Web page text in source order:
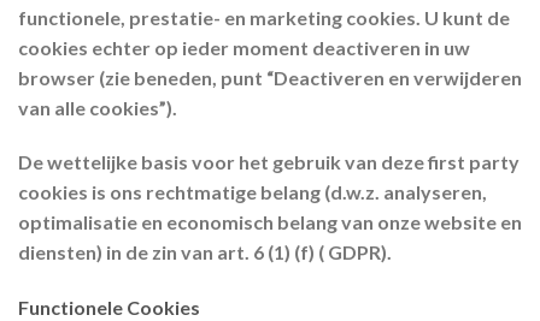
functionele, prestatie- en marketing cookies. U kunt de
cookies echter op ieder moment deactiveren in uw
browser (zie beneden, punt “Deactiveren en verwijderen
van alle cookies”).
De wettelijke basis voor het gebruik van deze first party
cookies is ons rechtmatige belang (d.w.z. analyseren,
optimalisatie en economisch belang van onze website en
diensten) in de zin van art. 6 (1) (f) ( GDPR).
Functionele Cookies